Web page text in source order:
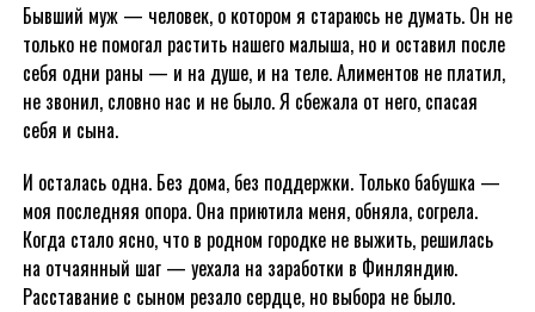
Бывший муж — человек, о котором я стараюсь не думать. Он не
только не помогал растить нашего малыша, но и оставил после
себя одни раны — и на душе, и на теле. Алиментов не платил,
не звонил, словно нас и не было. Я сбежала от него, спасая
себя и сына.
И осталась одна. Без дома, без поддержки. Только бабушка —
моя последняя опора. Она приютила меня, обняла, согрела.
Когда стало ясно, что в родном городке не выжить, решилась
на отчаянный шаг — уехала на заработки в Финляндию.
Расставание с сыном резало сердце, но выбора не было.